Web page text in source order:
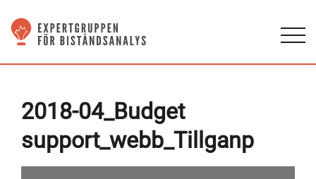
2018-04_Budget
support_webb_Tillganp